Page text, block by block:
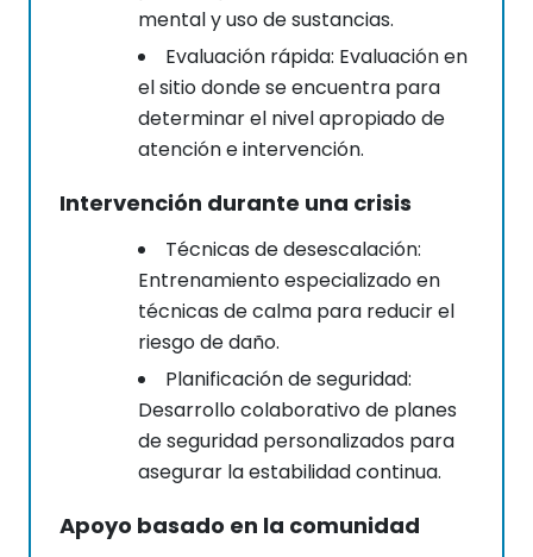
mental y uso de sustancias.
Evaluación rápida: Evaluación en
el sitio donde se encuentra para
determinar el nivel apropiado de
atención e intervención.
Intervención durante una crisis
Técnicas de desescalación:
Entrenamiento especializado en
técnicas de calma para reducir el
riesgo de daño.
Planificación de seguridad:
Desarrollo colaborativo de planes
de seguridad personalizados para
asegurar la estabilidad continua.
Apoyo basado en la comunidad